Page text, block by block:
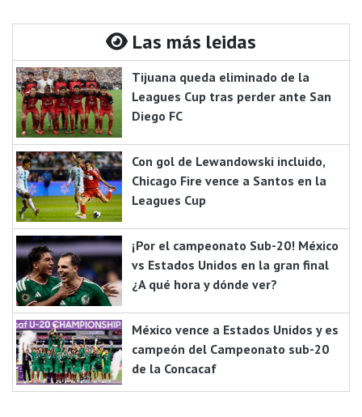
Las más leidas
Tijuana queda eliminado de la
Leagues Cup tras perder ante San
Diego FC
Con gol de Lewandowski incluido,
Chicago Fire vence a Santos en la
Leagues Cup
¡Por el campeonato Sub-20! México
vs Estados Unidos en la gran final
¿A qué hora y dónde ver?
México vence a Estados Unidos y es
campeón del Campeonato sub-20
de la Concacaf